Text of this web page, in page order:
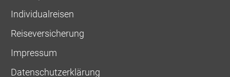
Individualreisen
Reiseversicherung
Impressum
Datenschutzerklärung